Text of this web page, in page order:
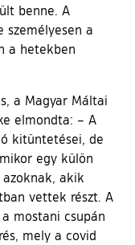
benne. A
személyesen a
a hetekben
a Magyar Máltai
elmondta: – A
kitüntetései, de
egy külön
akik
vettek részt. A
mostani csupán
mely a covid